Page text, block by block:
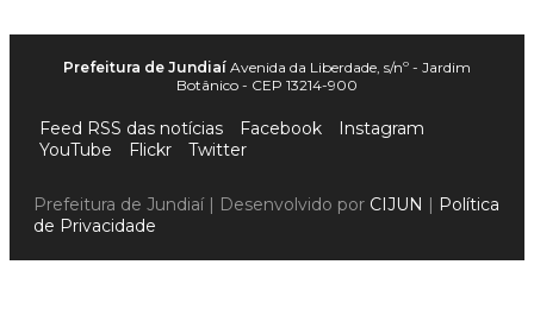
Prefeitura de Jundiaí Avenida da Liberdade, s/nº - Jardim
Botânico - CEP 13214-900
Feed RSS das notícias Facebook
Instagram
YouTube
Flickr Twitter
Prefeitura de Jundiaí | Desenvolvido por CIJUN | Política
de Privacidade